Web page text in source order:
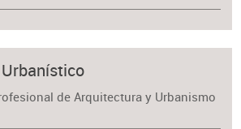
de Arquitectura y Urbanismo